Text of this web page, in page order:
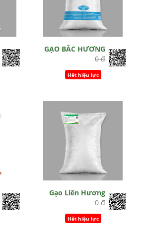
GẠO BẮC HƯƠNG
0 đ
Hết hiệu lực
Gạo Liên Hương
0 đ
Hết hiệu lực